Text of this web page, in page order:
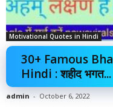
Motivational Quotes in Hindi
30+ Famous
Hindi : शहीद भगत...
admin - October 6, 2022